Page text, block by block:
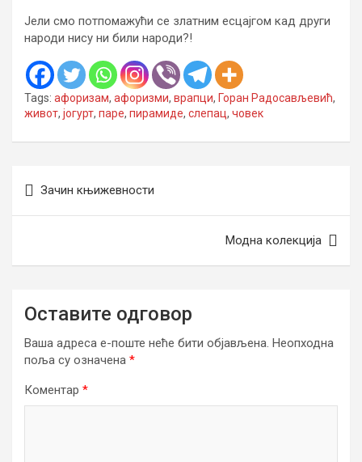
Јели смо потпомажући се златним есцајгом кад други
народи нису ни били народи?!
Tags: афоризам, афоризми, врапци, Горан Радосављевић,
живот, јогурт, паре, пирамиде, слепац, човек
чланка
Зачин књижевности
Модна колекција
Оставите одговор
Ваша адреса е-поште неће бити објављена. Неопходна
поља су означена *
Коментар *